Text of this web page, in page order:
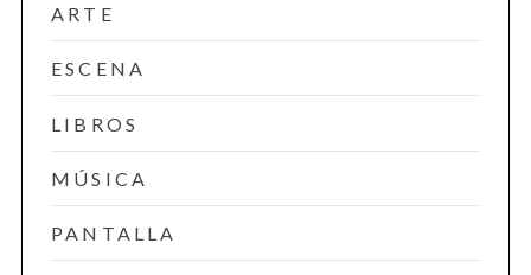
ARTE
ESCENA
LIBROS
MÚSICA
PANTALLA